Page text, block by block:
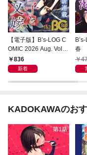
【電子版】B’s-LOG C
OMIC 2026 Aug. Vol.1
63836
新着
春
KADOKAWAのお